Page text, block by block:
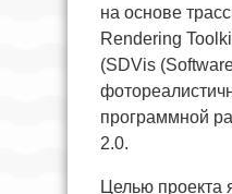
на основе
Rendering
(SDVis
программной
2.0.
Целью проекта